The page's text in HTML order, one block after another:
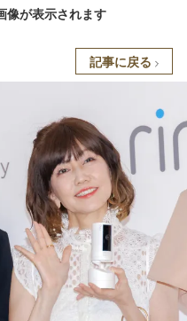
像が表示されます
記事に戻る